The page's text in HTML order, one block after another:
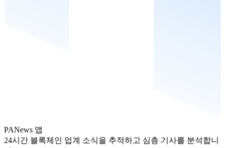
PANews 앱
24시간 블록체인 업계 소식을 추적하고 심층 기사를 분석합니